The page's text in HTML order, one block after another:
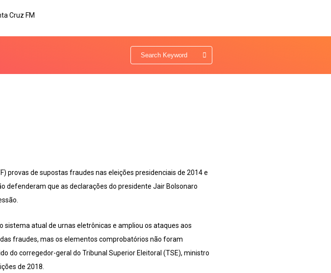
provas de supostas fraudes nas eleições presidenciais de 2014 e
defenderam que as declarações do presidente Jair Bolsonaro
atual de urnas eletrônicas e ampliou os ataques aos
fraudes, mas os elementos comprobatórios não foram
do corregedor-geral do Tribunal Superior Eleitoral (TSE), ministro
de 2018.